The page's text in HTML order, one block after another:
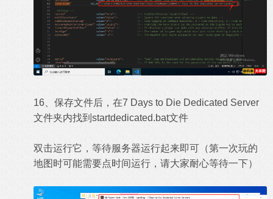
16、保存文件后，在7 Days to Die Dedicated Server
文件夹内找到startdedicated.bat文件
双击运行它，等待服务器运行起来即可（第一次玩的
地图时可能需要点时间运行，请大家耐心等待一下）